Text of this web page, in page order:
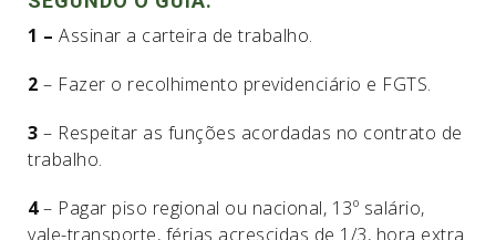
1 – Assinar a carteira de trabalho.
2 – Fazer o recolhimento previdenciário e FGTS.
3 – Respeitar as funções acordadas no contrato de
trabalho.
4– Pagar piso regional ou nacional, 13º salário,
vale-transporte, férias acrescidas de 1/3, hora extra